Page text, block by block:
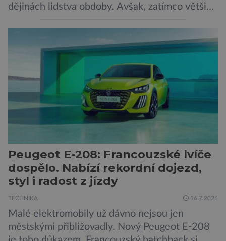
dějinách lidstva obdoby. Avšak, zatímco většina
bezpečnostní experti upozorňují na mnohem
méně nápadné riziko. Podle některých
odborníků by už během příštích dvou let mohly
pokročilé systémy AI výrazně usnadnit
kybernetické útoky […]
Peugeot E-208: Francouzské lvíče
dospělo. Nabízí rekordní dojezd,
styl i radost z jízdy
TECHNIKA 16.7.2026
Malé elektromobily už dávno nejsou jen
městskými přibližovadly. Nový Peugeot E-208